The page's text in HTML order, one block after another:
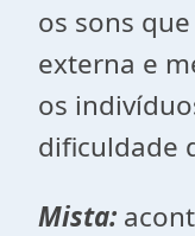
os sons
externa e
os
dificuldade
Mista: